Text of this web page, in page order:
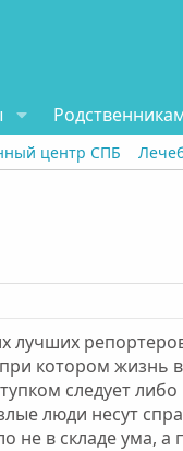
центр СПБ
лучших
котором жизнь
следует
люди несут
в складе ума,